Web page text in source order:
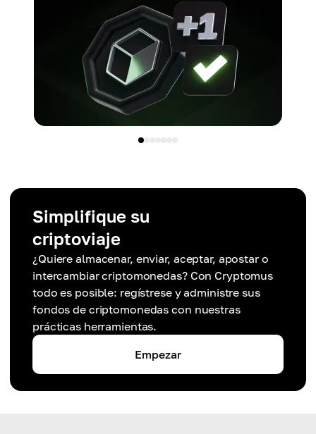
Simplifique su
criptoviaje
¿Quiere almacenar, enviar, aceptar, apostar o
intercambiar criptomonedas? Con Cryptomus
todo es posible: regístrese y administre sus
fondos de criptomonedas con nuestras
prácticas herramientas.
Empezar